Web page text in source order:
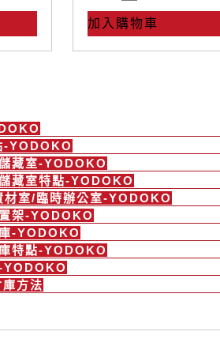
加入購物車
-YODOKO
藏室-YODOKO
藏室特點-YODOKO
室/臨時辦公室-YODOKO
架-YODOKO
-YODOKO
特點-YODOKO
YODOKO
方法